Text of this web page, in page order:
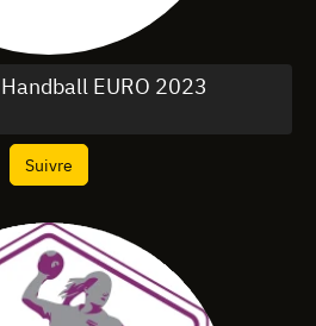
EURO 2023
Suivre